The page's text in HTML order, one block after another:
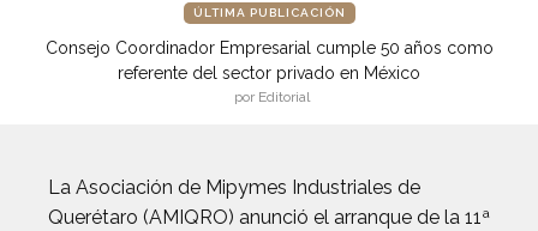
ÚLTIMA PUBLICACIÓN
Consejo Coordinador Empresarial cumple 50 años como
referente del sector privado en México
por Editorial
La Asociación de Mipymes Industriales de
Querétaro (AMIQRO) anunció el arranque de la 11ª